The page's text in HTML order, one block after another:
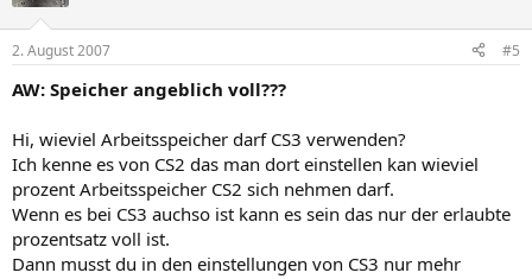
2. August 2007 #5
AW: Speicher angeblich voll???
Hi, wieviel Arbeitsspeicher darf CS3 verwenden?
Ich kenne es von CS2 das man dort einstellen kan wieviel
prozent Arbeitsspeicher CS2 sich nehmen darf.
Wenn es bei CS3 auchso ist kann es sein das nur der erlaubte
prozentsatz voll ist.
Dann musst du in den einstellungen von CS3 nur mehr